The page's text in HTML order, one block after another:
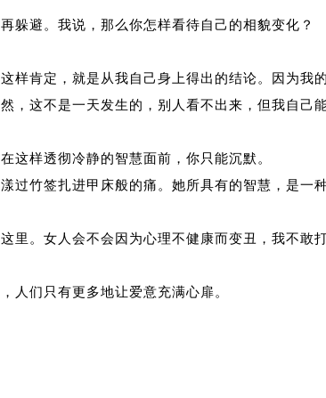
躲避。我说，那么你怎样看待自己的相貌变化？
样肯定，就是从我自己身上得出的结论。因为
，这不是一天发生的，别人看不出来，但我自
这样透彻冷静的智慧面前，你只能沉默。
过竹签扎进甲床般的痛。她所具有的智慧，是一
里。女人会不会因为心理不健康而变丑，我不敢
人们只有更多地让爱意充满心扉。